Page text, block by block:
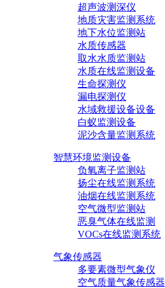
超声波测深仪
地质灾害监测系统
地下水位监测站
水质传感器
取水水质监测站
水质在线监测设备
生命探测仪
漏电探测仪
水域救援设备设备
白蚁监测设备
泥沙含量监测系统
智慧环境监测设备
负氧离子监测站
扬尘在线监测系统
油烟在线监测系统
空气微型监测站
恶臭气体在线监测
VOCs在线监测系统
气象传感器
多要素微型气象仪
空气质量气象传感器